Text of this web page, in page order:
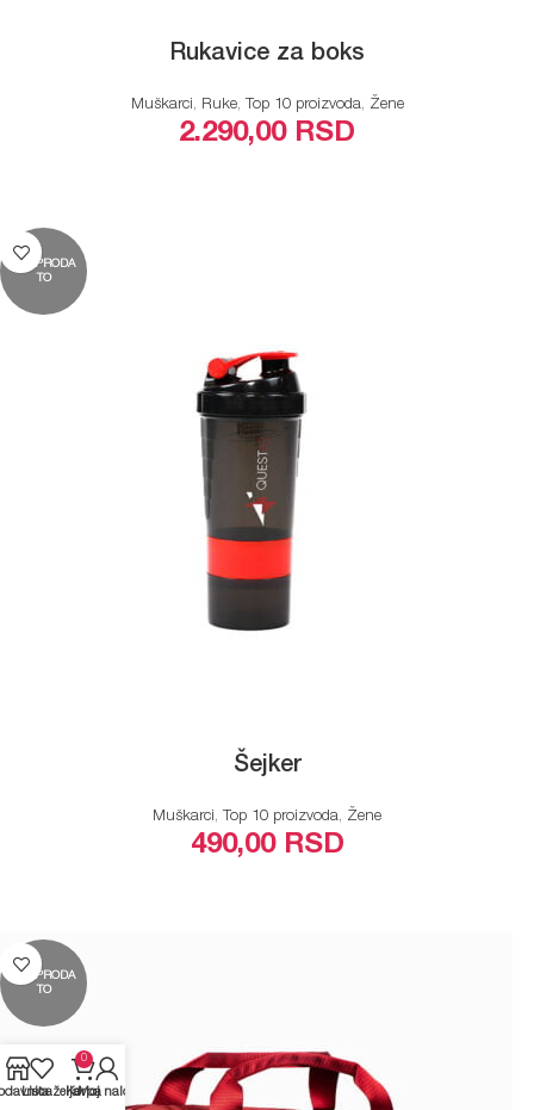
Rukavice za boks
Muškarci, Ruke, Top 10 proizvoda, Žene
2.290,00 RSD
RASPRODA
TO
Šejker
Muškarci, Top 10 proizvoda, Žene
490,00 RSD
RASPRODA
TO
Lista želja
0
Korpa
Moj nalog